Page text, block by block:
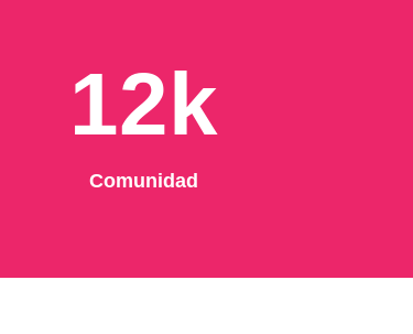
12k
Comunidad